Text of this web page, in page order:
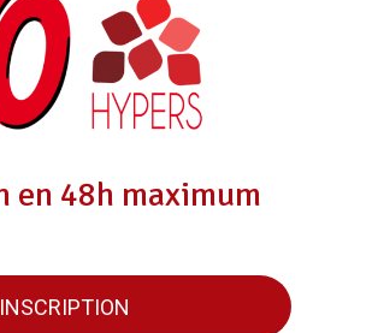
en 48h maximum
INSCRIPTION